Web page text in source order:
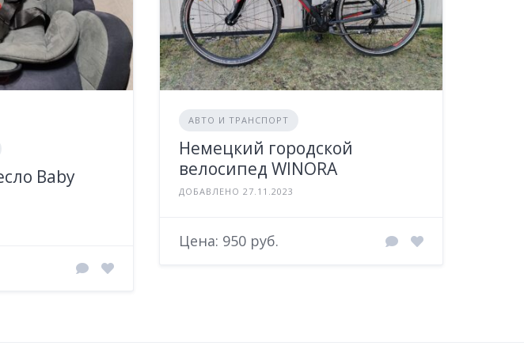
Baby
АВТО И ТРАНСПОРТ
Немецкий городской
велосипед WINORA
ДОБАВЛЕНО 27.11.2023
Цена: 950 руб.